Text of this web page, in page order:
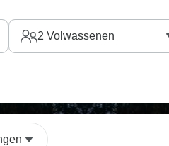
2 Volwassenen